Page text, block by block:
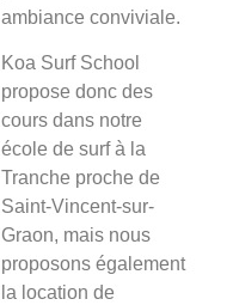
ambiance conviviale.
Koa Surf School
propose donc des
cours dans notre
école de surf à la
Tranche proche de
Saint-Vincent-sur-
Graon, mais nous
proposons également
la location de